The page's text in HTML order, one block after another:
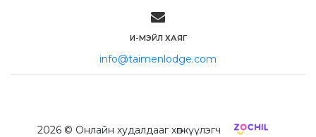
И-МЭЙЛ ХАЯГ
info@taimenlodge.com
2026 © Онлайн худалдааг хөгжүүлэгч